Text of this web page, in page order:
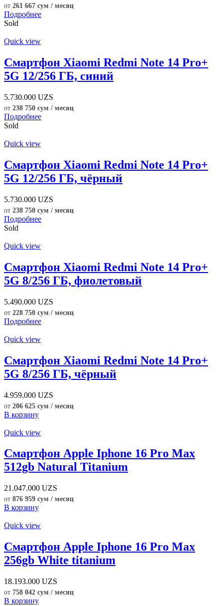
от 261 667 сум / месяц
Подробнее
Sold
Quick view
Смартфон Xiaomi Redmi Note 14 Pro+
5G 12/256 ГБ, синий
5.730.000 UZS
от 238 750 сум / месяц
Подробнее
Sold
Quick view
Смартфон Xiaomi Redmi Note 14 Pro+
5G 12/256 ГБ, чёрный
5.730.000 UZS
от 238 750 сум / месяц
Подробнее
Sold
Quick view
Смартфон Xiaomi Redmi Note 14 Pro+
5G 8/256 ГБ, фиолетовый
5.490.000 UZS
от 228 750 сум / месяц
Подробнее
Quick view
Смартфон Xiaomi Redmi Note 14 Pro+
5G 8/256 ГБ, чёрный
4.959.000 UZS
от 206 625 сум / месяц
В корзину
Quick view
Смартфон Apple Iphone 16 Pro Max
512gb Natural Titanium
21.047.000 UZS
от 876 959 сум / месяц
В корзину
Quick view
Смартфон Apple Iphone 16 Pro Max
256gb White titanium
18.193.000 UZS
от 758 042 сум / месяц
В корзину